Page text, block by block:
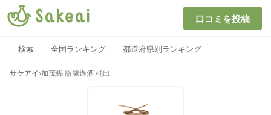
口コミを投稿
検索 全国ランキング 都道府県別ランキング
サケアイ ›加茂錦 微濾過酒 桶出